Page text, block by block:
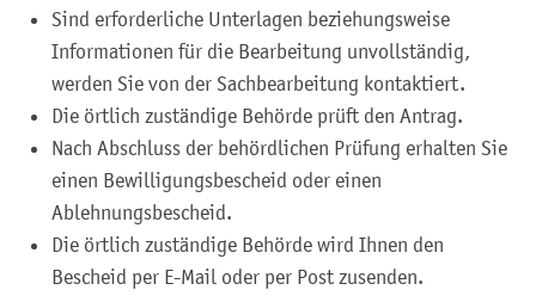
Sind erforderliche Unterlagen beziehungsweise
Informationen für die Bearbeitung unvollständig,
werden Sie von der Sachbearbeitung kontaktiert.
Die örtlich zuständige Behörde prüft den Antrag.
Nach Abschluss der behördlichen Prüfung erhalten Sie
einen Bewilligungsbescheid oder einen
Ablehnungsbescheid.
Die örtlich zuständige Behörde wird Ihnen den
Bescheid per E-Mail oder per Post zusenden.